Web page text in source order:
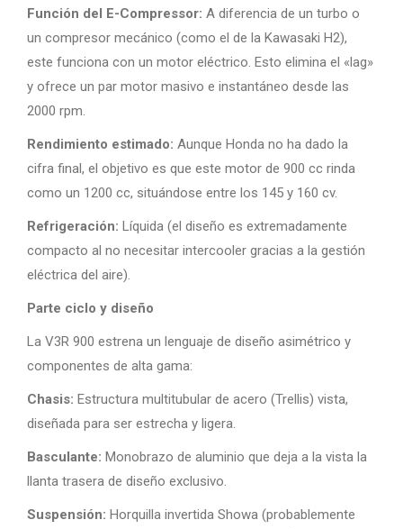
Función del E-Compressor: A diferencia de un turbo o
un compresor mecánico (como el de la Kawasaki H2),
este funciona con un motor eléctrico. Esto elimina el «lag»
y ofrece un par motor masivo e instantáneo desde las
2000 rpm.
Rendimiento estimado: Aunque Honda no ha dado la
cifra final, el objetivo es que este motor de 900 cc rinda
como un 1200 cc, situándose entre los 145 y 160 cv.
Refrigeración: Líquida (el diseño es extremadamente
compacto al no necesitar intercooler gracias a la gestión
eléctrica del aire).
Parte ciclo y diseño
La V3R 900 estrena un lenguaje de diseño asimétrico y
componentes de alta gama:
Chasis: Estructura multitubular de acero (Trellis) vista,
diseñada para ser estrecha y ligera.
Basculante: Monobrazo de aluminio que deja a la vista la
llanta trasera de diseño exclusivo.
Suspensión: Horquilla invertida Showa (probablemente